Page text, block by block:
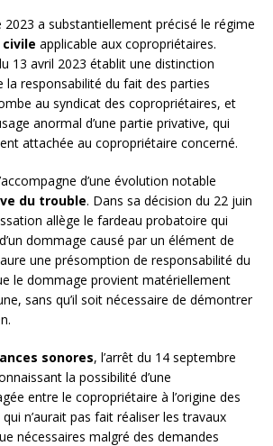
2023 a substantiellement précisé le régime
applicable aux copropriétaires.
13 avril 2023 établit une distinction
responsabilité du fait des parties
au syndicat des copropriétaires, et
anormal d’une partie privative, qui
attachée au copropriétaire concerné.
d’une évolution notable
du trouble. Dans sa décision du 22 juin
allège le fardeau probatoire qui
dommage causé par un élément de
une présomption de responsabilité du
le dommage provient matériellement
sans qu’il soit nécessaire de démontrer
sonores, l’arrêt du 14 septembre
la possibilité d’une
entre le copropriétaire à l’origine des
n’aurait pas fait réaliser les travaux
nécessaires malgré des demandes